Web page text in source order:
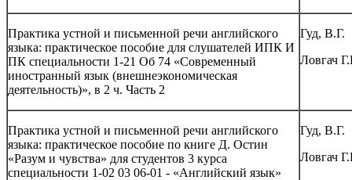
Практика устной и письменной речи английского
языка: практическое пособие для слушателей ИПК И
ПК специальности 1-21 Об 74 «Современный
иностранный язык (внешнеэкономическая
деятельность)», в 2 ч. Часть 2
Гуд, В.Г.
Ловгач
Практика устной и письменной речи английского
языка: практическое пособие по книге Д. Остин
«Разум и чувства» для студентов 3 курса
специальности 1-02 03 06-01 - «Английский язык»
Гуд, В.Г.
Ловгач